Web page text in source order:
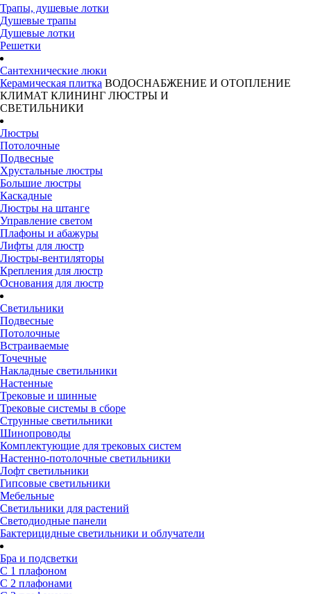
Трапы, душевые лотки
Душевые трапы
Душевые лотки
Решетки
Сантехнические люки
Керамическая плитка ВОДОСНАБЖЕНИЕ И ОТОПЛЕНИЕ
КЛИМАТ КЛИНИНГ ЛЮСТРЫ И
СВЕТИЛЬНИКИ
Люстры
Потолочные
Подвесные
Хрустальные люстры
Большие люстры
Каскадные
Люстры на штанге
Управление светом
Плафоны и абажуры
Лифты для люстр
Люстры-вентиляторы
Крепления для люстр
Основания для люстр
Светильники
Подвесные
Потолочные
Встраиваемые
Точечные
Накладные светильники
Настенные
Трековые и шинные
Трековые системы в сборе
Струнные светильники
Шинопроводы
Комплектующие для трековых систем
Настенно-потолочные светильники
Лофт светильники
Гипсовые светильники
Мебельные
Светильники для растений
Светодиодные панели
Бактерицидные светильники и облучатели
Бра и подсветки
С 1 плафоном
С 2 плафонами